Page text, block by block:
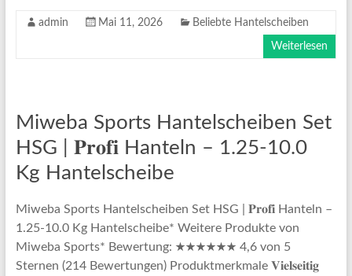
admin Mai 11, 2026 Beliebte Hantelscheiben
Weiterlesen
Miweba Sports Hantelscheiben Set
HSG | 𝐏𝐫𝐨𝐟𝐢 Hanteln – 1.25-10.0
Kg Hantelscheibe
Miweba Sports Hantelscheiben Set HSG | 𝐏𝐫𝐨𝐟𝐢 Hanteln –
1.25-10.0 Kg Hantelscheibe* Weitere Produkte von
Miweba Sports* Bewertung: ★★★★★★ 4,6 von 5
Sternen (214 Bewertungen) Produktmerkmale 𝐕𝐢𝐞𝐥𝐬𝐞𝐢𝐭𝐢𝐠